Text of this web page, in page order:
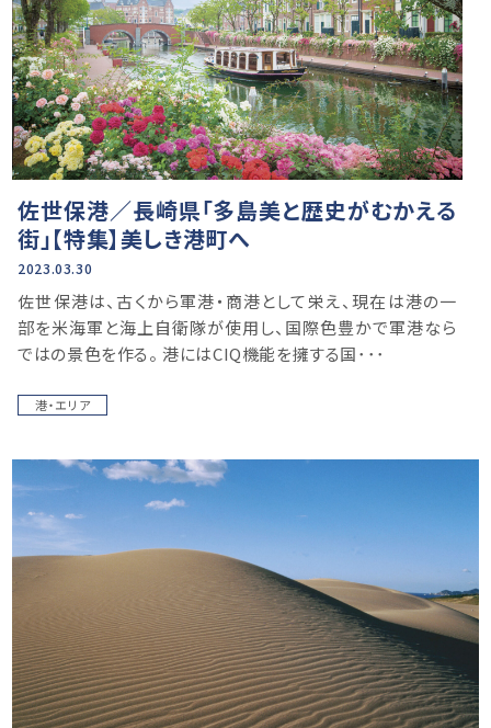
佐世保港／長崎県「多島美と歴史がむかえる
街」【特集】美しき港町へ
2023.03.30
佐世保港は、古くから軍港・商港として栄え、現在は港の一
部を米海軍と海上自衛隊が使用し、国際色豊かで軍港なら
ではの景色を作る。 港にはCIQ機能を擁する国･･･
港・エリア